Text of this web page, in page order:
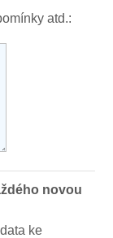
atd.:
novou
ke